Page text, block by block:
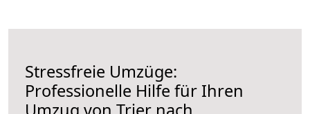
Stressfreie Umzüge:
Professionelle Hilfe für Ihren